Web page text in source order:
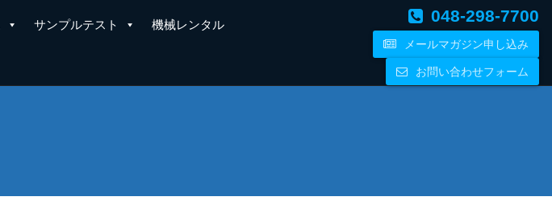
048-298-7700
メールマガジン申し込み
お問い合わせフォーム
サンプルテスト 機械レンタル